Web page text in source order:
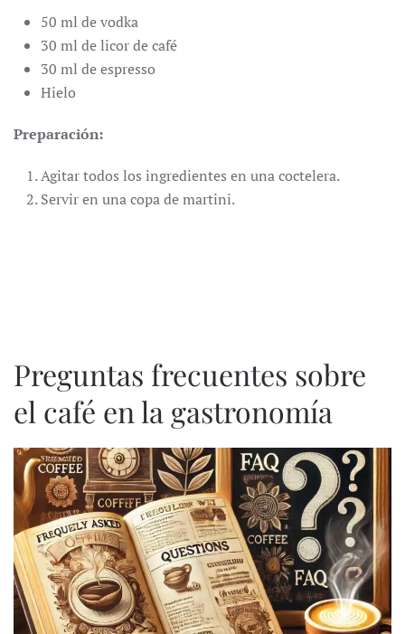
50 ml de vodka
30 ml de licor de café
30 ml de espresso
Hielo
Preparación:
Agitar todos los ingredientes en una coctelera.
Servir en una copa de martini.
Preguntas frecuentes sobre
el café en la gastronomía